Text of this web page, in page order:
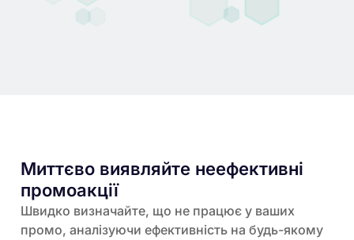
Миттєво виявляйте неефективні
промоакції
Швидко визначайте, що не працює у ваших
промо, аналізуючи ефективність на будь-якому